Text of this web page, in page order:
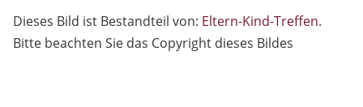
Dieses Bild ist Bestandteil von: Eltern-Kind-Treffen.
Bitte beachten Sie das Copyright dieses Bildes